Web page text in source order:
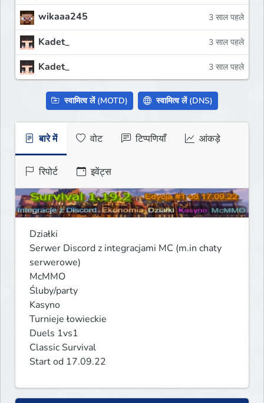
wikaaa245 3 साल पहले
Kadet_ 3 साल पहले
Kadet_ 3 साल पहले
स्वामित्व लें (MOTD) स्वामित्व लें (DNS)
बारे में वोट टिप्पणियाँ आंकड़े
रिपोर्ट इवेंट्स
Działki
Serwer Discord z integracjami MC (m.in chaty
serwerowe)
McMMO
Śluby/party
Kasyno
Turnieje łowieckie
Duels 1vs1
Classic Survival
Start od 17.09.22